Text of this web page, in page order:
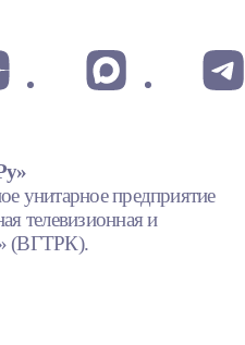
унитарное предприятие
телевизионная и
(ВГТРК).